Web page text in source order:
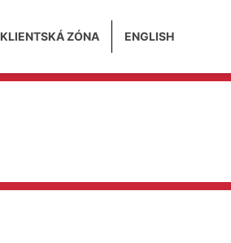
KLIENTSKÁ ZÓNA ENGLISH